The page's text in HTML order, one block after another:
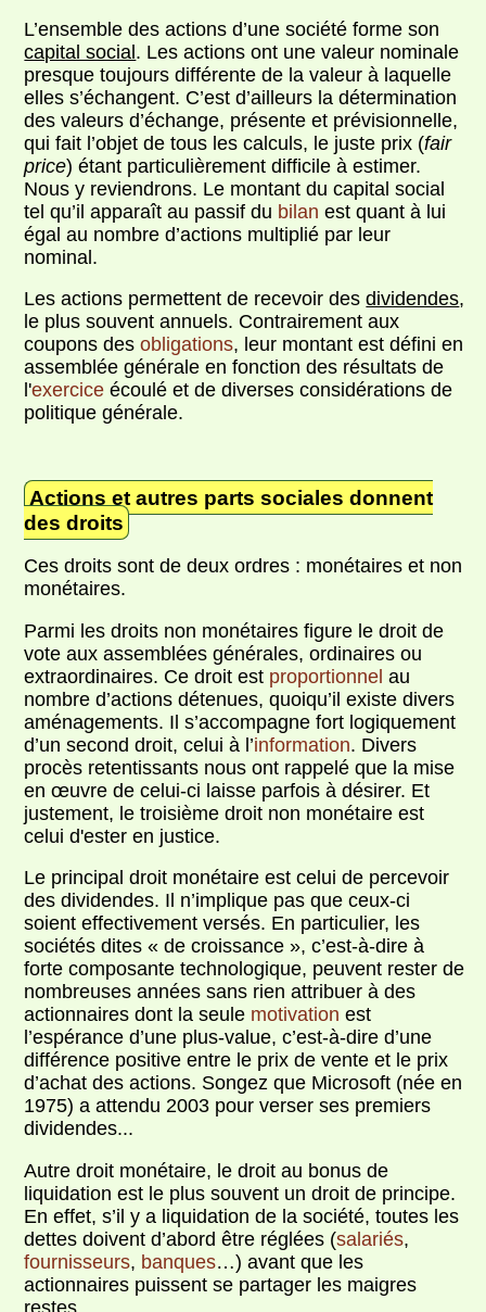
L’ensemble des actions d’une société forme son
capital social. Les actions ont une valeur nominale
presque toujours différente de la valeur à laquelle
elles s’échangent. C’est d’ailleurs la détermination
des valeurs d’échange, présente et prévisionnelle,
qui fait l’objet de tous les calculs, le juste prix (fair
price) étant particulièrement difficile à estimer.
Nous y reviendrons. Le montant du capital social
tel qu’il apparaît au passif du bilan est quant à lui
égal au nombre d’actions multiplié par leur
nominal.
Les actions permettent de recevoir desdividendes,
le plus souvent annuels. Contrairement aux
coupons desobligations, leur montant est défini en
assemblée générale en fonction des résultats de
l'exercice écoulé et de diverses considérations de
politique générale.
Actions et autres parts sociales donnent
des droits
Ces droits sont de deux ordres : monétaires et non
monétaires.
Parmi les droits non monétaires figure le droit de
vote aux assemblées générales, ordinaires ou
extraordinaires. Ce droit est proportionnel au
nombre d’actions détenues, quoiqu’il existe divers
aménagements. Il s’accompagne fort logiquement
d’un second droit, celui à l’information. Divers
procès retentissants nous ont rappelé que la mise
en œuvre de celui-ci laisse parfois à désirer. Et
justement, le troisième droit non monétaire est
celui d'ester en justice.
Le principal droit monétaire est celui de percevoir
des dividendes. Il n’implique pas que ceux-ci
soient effectivement versés. En particulier, les
sociétés dites « de croissance », c’est-à-dire à
forte composante technologique, peuvent rester de
nombreuses années sans rien attribuer à des
actionnaires dont la seule motivation est
l’espérance d’une plus-value, c’est-à-dire d’une
différence positive entre le prix de vente et le prix
d’achat des actions. Songez que Microsoft (née en
1975) a attendu 2003 pour verser ses premiers
dividendes...
Autre droit monétaire, le droit au bonus de
liquidation est le plus souvent un droit de principe.
En effet, s’il y a liquidation de la société, toutes les
dettes doivent d’abord être réglées (salariés,
fournisseurs, banques…) avant que les
actionnaires puissent se partager les maigres
restes.